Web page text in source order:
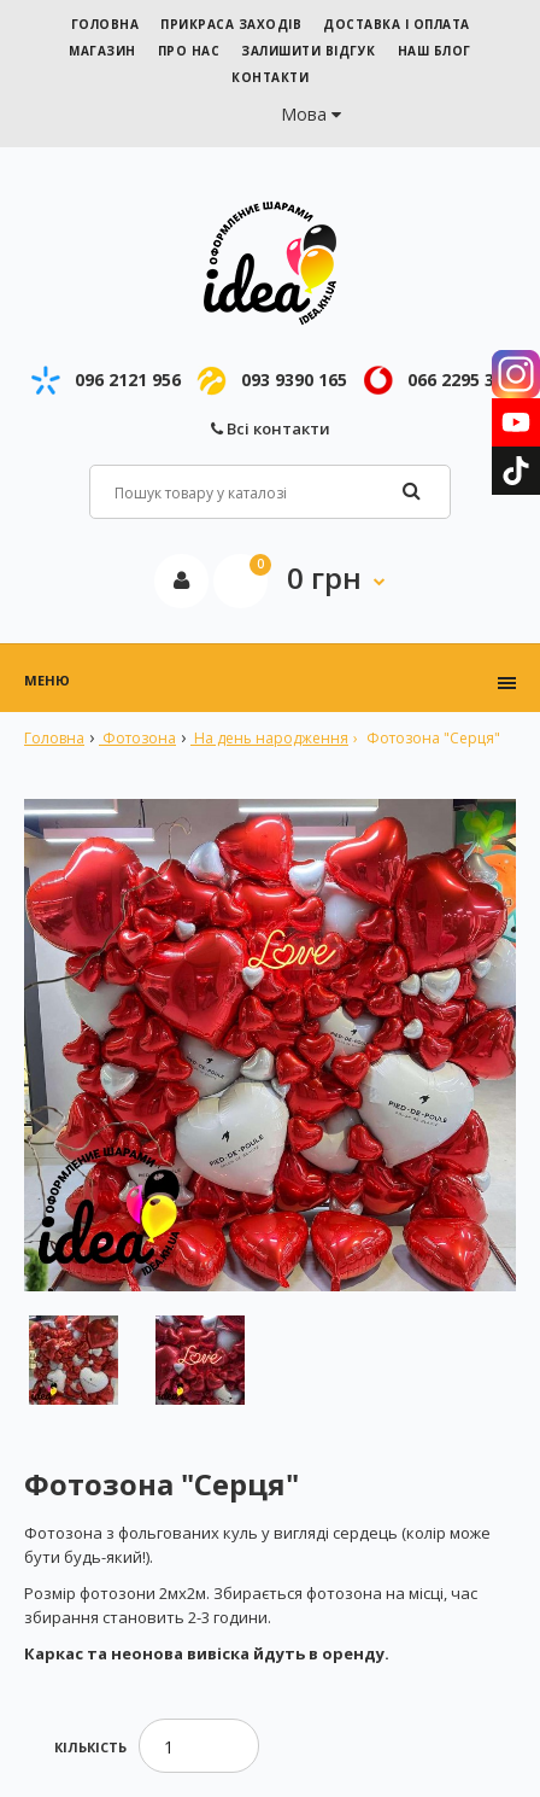
ГОЛОВНА ПРИКРАСА ЗАХОДІВ
ДОСТАВКА І ОПЛАТА
МАГАЗИН
ПРО НАС ЗАЛИШИТИ ВІДГУК
НАШ БЛОГ
КОНТАКТИ
Мова
096 2121 956 093 9390 165 066 2295 343
Всі контакти
0 0 грн
МЕНЮ
Головна Фотозона На день народження Фотозона "Серця"
Фотозона "Серця"
Фотозона з фольгованих куль у вигляді сердець (колір може
бути будь-який!).
Розмір фотозони 2мх2м. Збирається фотозона на місці, час
збирання становить 2-3 години.
Каркас та неонова вивіска йдуть в оренду.
КІЛЬКІСТЬ